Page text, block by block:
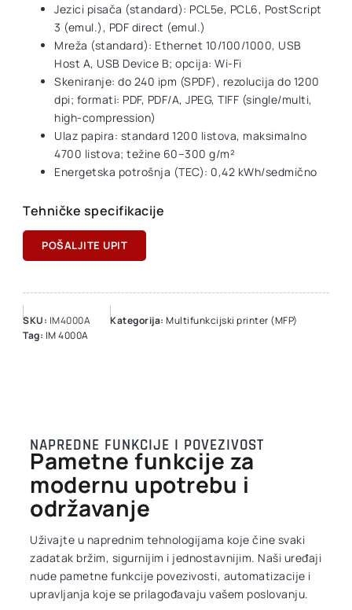
Jezici pisača (standard): PCL5e, PCL6, PostScript
3 (emul.), PDF direct (emul.)
Mreža (standard): Ethernet 10/100/1000, USB
Host A, USB Device B; opcija: Wi-Fi
Skeniranje: do 240 ipm (SPDF), rezolucija do 1200
dpi; formati: PDF, PDF/A, JPEG, TIFF (single/multi,
high-compression)
Ulaz papira: standard 1200 listova, maksimalno
4700 listova; težine 60–300 g/m²
Energetska potrošnja (TEC): 0,42 kWh/sedmično
Tehničke specifikacije
POŠALJITE UPIT
SKU: IM4000A Kategorija: Multifunkcijski printer (MFP)
Tag: IM 4000A
NAPREDNE FUNKCIJE I POVEZIVOST
Pametne funkcije za
modernu upotrebu i
održavanje
Uživajte u naprednim tehnologijama koje čine svaki
zadatak bržim, sigurnijim i jednostavnijim. Naši uređaji
nude pametne funkcije povezivosti, automatizacije i
upravljanja koje se prilagođavaju vašem poslovanju.